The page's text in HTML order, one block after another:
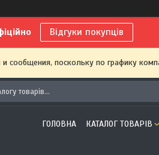
Відгуки покупців
сообщения, поскольку по графику
ГОЛОВНА КАТАЛОГ ТОВАРІВ